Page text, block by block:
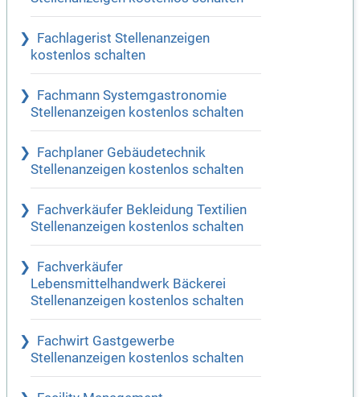
Fachlagerist Stellenanzeigen
kostenlos schalten
Fachmann Systemgastronomie
Stellenanzeigen kostenlos schalten
Fachplaner Gebäudetechnik
Stellenanzeigen kostenlos schalten
Fachverkäufer Bekleidung Textilien
Stellenanzeigen kostenlos schalten
Fachverkäufer
Lebensmittelhandwerk Bäckerei
Stellenanzeigen kostenlos schalten
Fachwirt Gastgewerbe
Stellenanzeigen kostenlos schalten